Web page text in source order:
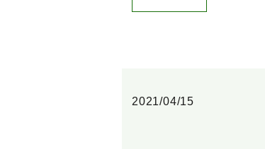
2021/04/15